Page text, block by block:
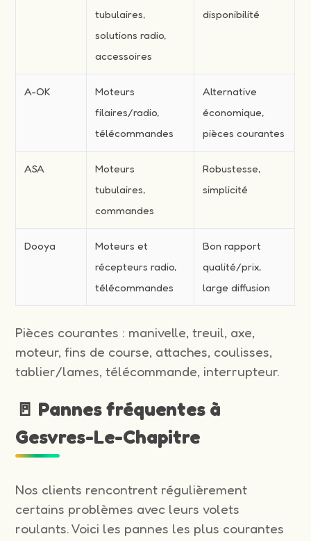
tubulaires,
solutions radio,
accessoires
disponibilité
A-OK
Moteurs
filaires/radio,
télécommandes
Alternative
économique,
pièces courantes
ASA
Moteurs
tubulaires,
commandes
Robustesse,
simplicité
Dooya
Moteurs et
récepteurs radio,
télécommandes
Bon rapport
qualité/prix,
large diffusion
Pièces courantes : manivelle, treuil, axe,
moteur, fins de course, attaches, coulisses,
tablier/lames, télécommande, interrupteur.
🚪 Pannes fréquentes à
Gesvres-Le-Chapitre
Nos clients rencontrent régulièrement
certains problèmes avec leurs volets
roulants. Voici les pannes les plus courantes